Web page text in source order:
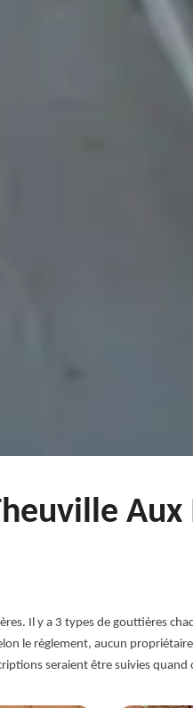
Il y a 3 types de gouttières
le règlement, aucun
seraient être suivies